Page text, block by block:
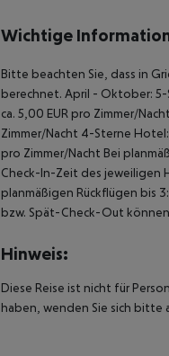
Wichtige
Bitte beachten Sie, dass in
berechnet. April - Oktober: 5-
ca. 5,00 EUR pro Zimmer/Nacht
Zimmer/Nacht 4-Sterne Hotel:
pro Zimmer/Nacht Bei
Check-In-Zeit des jeweiligen
planmäßigen Rückflügen bis
bzw. Spät-Check-Out
Hinweis:
Diese Reise ist nicht für
haben, wenden Sie sich bitte